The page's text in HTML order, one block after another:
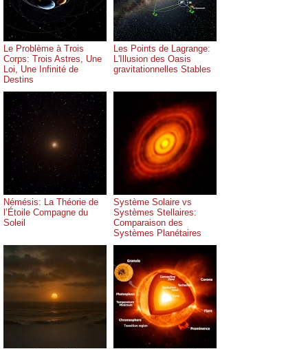
Le Problème à Trois
Corps: Trois Astres, Une
Loi, Une Infinité de
Destins
Les Points de Lagrange:
L'Illusion des Oasis
gravitationnelles Stables
Némésis: La Théorie de
l’Étoile Compagne du
Soleil
Système Solaire vs
Systèmes Stellaires:
Comparaison des
Systèmes Planétaires